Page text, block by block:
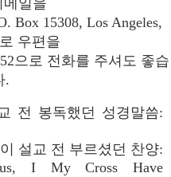
메일을
Box 15308, Los Angeles,
우편을
으로 전화를 주셔도 좋습
.
전 봉독했던 성경말씀:
설교 전 부르셨던 찬양:
I My Cross Have